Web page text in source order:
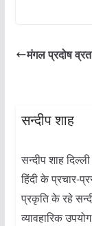
मंगल प्रदोष
सन्दीप शाह
सन्दीप शाह
हिंदी के प्रचार-
प्रकृति के रहे
व्यावहारिक